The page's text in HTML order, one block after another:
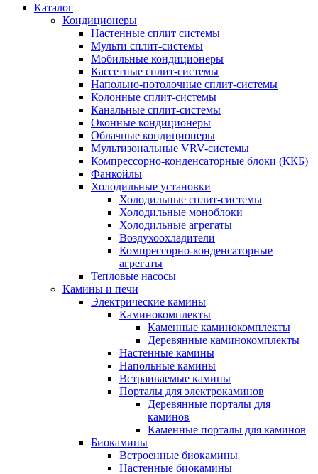
Каталог
Кондиционеры
Настенные сплит системы
Мульти сплит-системы
Мобильные кондиционеры
Кассетные сплит-системы
Напольно-потолочные сплит-системы
Колонные сплит-системы
Канальные сплит-системы
Оконные кондиционеры
Облачные кондиционеры
Мультизональные VRV-системы
Компрессорно-конденсаторные блоки (ККБ)
Фанкойлы
Холодильные установки
Холодильные сплит-системы
Холодильные моноблоки
Холодильные агрегаты
Воздухоохладители
Компрессорно-конденсаторные
агрегаты
Тепловые насосы
Камины и печи
Электрические камины
Каминокомплекты
Каменные каминокомплекты
Деревянные каминокомплекты
Настенные камины
Напольные камины
Встраиваемые камины
Порталы для электрокаминов
Деревянные порталы для
каминов
Каменные порталы для каминов
Биокамины
Встроенные биокамины
Настенные биокамины